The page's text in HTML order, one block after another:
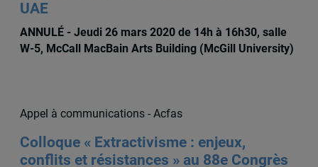
UAE
ANNULÉ - Jeudi 26 mars 2020 de 14h à 16h30, salle
W-5, McCall MacBain Arts Building (McGill University)
Appel à communications - Acfas
Colloque « Extractivisme : enjeux,
conflits et résistances » au 88e Congrès